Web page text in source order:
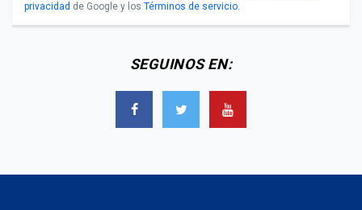
privacidad de Google y los Términos de servicio
SEGUINOS EN: